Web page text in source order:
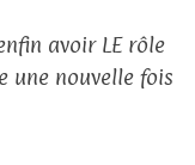
avoir LE rôle
une nouvelle fois